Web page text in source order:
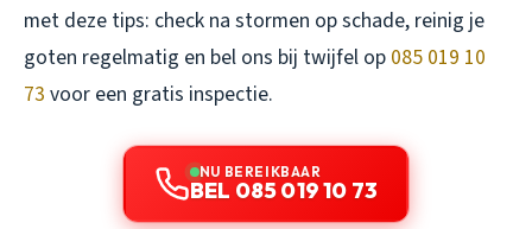
met deze tips: check na stormen op schade, reinig je
goten regelmatig en bel ons bij twijfel op 085 019 10
73 voor een gratis inspectie.
NU BEREIKBAAR
BEL 085 019 10 73